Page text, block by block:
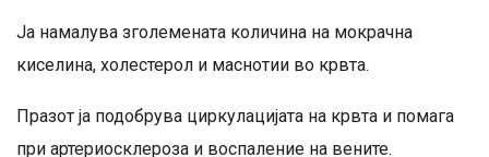
Ја намалува зголемената количина на мокрачна
киселина, холестерол и маснотии во крвта.
Празот ја подобрува циркулацијата на крвта и помага
при артериосклероза и воспаление на вените.